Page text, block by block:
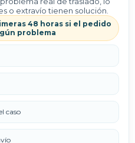
o extravío tienen solución.
48 horas si el pedido
problema
caso